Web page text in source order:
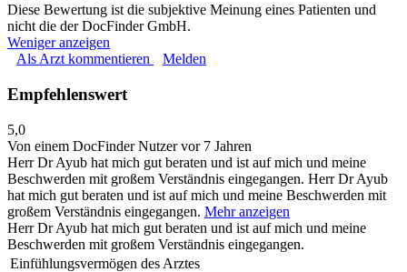
Diese Bewertung ist die subjektive Meinung eines Patienten und
nicht die der DocFinder GmbH.
Weniger anzeigen
Als Arzt kommentieren
Melden
Empfehlenswert
5,0
Von einem DocFinder Nutzervor 7 Jahren
Herr Dr Ayub hat mich gut beraten und ist auf mich und meine
Beschwerden mit großem Verständnis eingegangen. Herr Dr Ayub
hat mich gut beraten und ist auf mich und meine Beschwerden mit
großem Verständnis eingegangen. Mehr anzeigen
Herr Dr Ayub hat mich gut beraten und ist auf mich und meine
Beschwerden mit großem Verständnis eingegangen.
Einfühlungsvermögen des Arztes